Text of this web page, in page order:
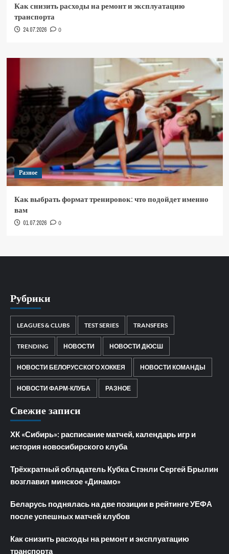
Как снизить расходы на ремонт и эксплуатацию
транспорта
24.07.2026 0
Разное
Как выбрать формат тренировок: что подойдет именно
вам
01.07.2026 0
Рубрики
LEAGUES & CLUBS TEST SERIES TRANSFERS
TRENDING НОВОСТИ НОВОСТИ ДЮСШ
НОВОСТИ БЕЛОРУССКОГО ХОККЕЯ НОВОСТИ КОМАНДЫ
НОВОСТИ ФАРМ-КЛУБА РАЗНОЕ
Свежие записи
ХК «Сибирь»: расписание матчей, календарь игр и
история новосибирского клуба
Трёхкратный обладатель Кубка Стэнли Сергей Брылин
возглавил минское «Динамо»
Беларусь поднялась на две позиции в рейтинге УЕФА
после успешных матчей клубов
Как снизить расходы на ремонт и эксплуатацию
транспорта